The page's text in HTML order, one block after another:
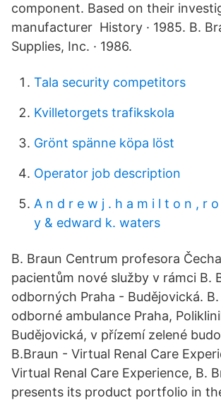
component. Based on their
manufacturer History · 1985. B.
Supplies, Inc. · 1986.
Tala security competitors
Kvilletorgets trafikskola
Grönt spänne köpa löst
Operator job description
A n d r e w j . h a m i l t o n , r
y & edward k. waters
B. Braun Centrum profesora
pacientům nové služby v rámci B.
odborných Praha - Budějovická. B.
odborné ambulance Praha,
Budějovická, v přízemí zelené
B.Braun - Virtual Renal Care
Virtual Renal Care Experience, B.
presents its product portfolio in